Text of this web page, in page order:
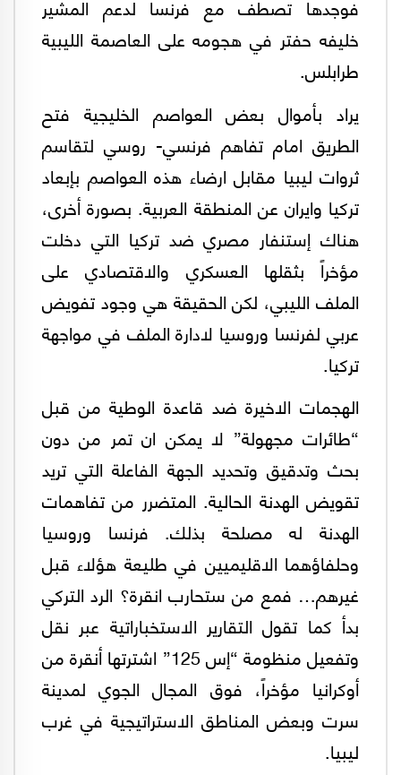
فوجدها تصطف مع فرنسا لدعم المشير
خليفه حفتر في هجومه على العاصمة الليبية
طرابلس.
يراد بأموال بعض العواصم الخليجية فتح
الطريق امام تفاهم فرنسي- روسي لتقاسم
ثروات ليبيا مقابل ارضاء هذه العواصم بإبعاد
تركيا وايران عن المنطقة العربية. بصورة أخرى،
هناك إستنفار مصري ضد تركيا التي دخلت
مؤخراً بثقلها العسكري والاقتصادي على
الملف الليبي، لكن الحقيقة هي وجود تفويض
عربي لفرنسا وروسيا لادارة الملف في مواجهة
تركيا.
الهجمات الاخيرة ضد قاعدة الوطية من قبل
“طائرات مجهولة” لا يمكن ان تمر من دون
بحث وتدقيق وتحديد الجهة الفاعلة التي تريد
تقويض الهدنة الحالية. المتضرر من تفاهمات
الهدنة له مصلحة بذلك. فرنسا وروسيا
وحلفاؤهما الاقليميين في طليعة هؤلاء قبل
غيرهم… فمع من ستحارب انقرة؟ الرد التركي
بدأ كما تقول التقارير الاستخباراتية عبر نقل
وتفعيل منظومة “إس 125” اشترتها أنقرة من
أوكرانيا مؤخراً، فوق المجال الجوي لمدينة
سرت وبعض المناطق الاستراتيجية في غرب
ليبيا.